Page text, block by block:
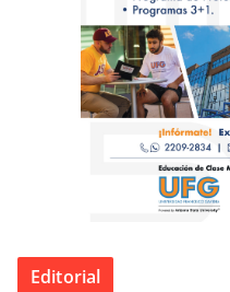
Editorial